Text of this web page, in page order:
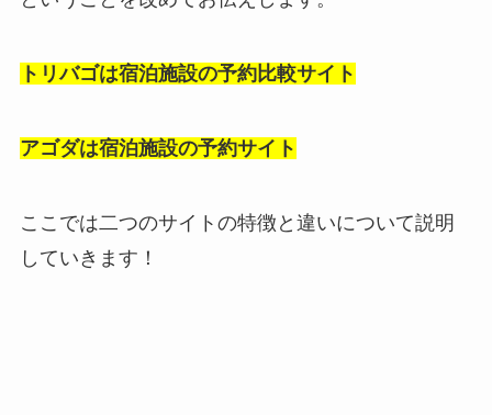
トリバゴは宿泊施設の予約比較サイト
アゴダは宿泊施設の予約サイト
ここでは二つのサイトの特徴と違いについて説明
していきます！